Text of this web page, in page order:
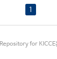
1
Repository for KICCE